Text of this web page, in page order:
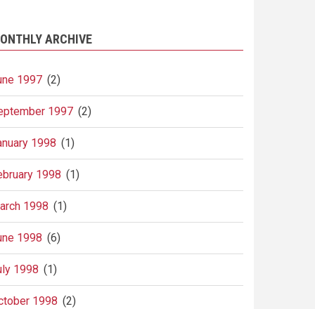
ARCHIVE
1997 (2)
1997 (2)
1998 (1)
1998 (1)
1998 (1)
1998 (6)
1998 (1)
1998 (2)